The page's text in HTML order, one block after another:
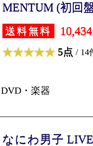
MENTUM (初回
送料無料
5点 / 14
・楽器
なにわ男子